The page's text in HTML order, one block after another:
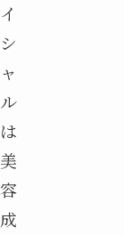
イ
シ
ャ
ル
は
美
容
成